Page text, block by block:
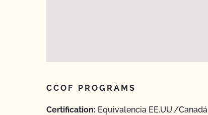
CCOF PROGRAMS
Certification: Equivalencia EE.UU./Canadá